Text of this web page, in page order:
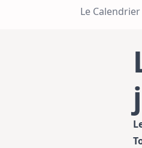
Le Calendrier